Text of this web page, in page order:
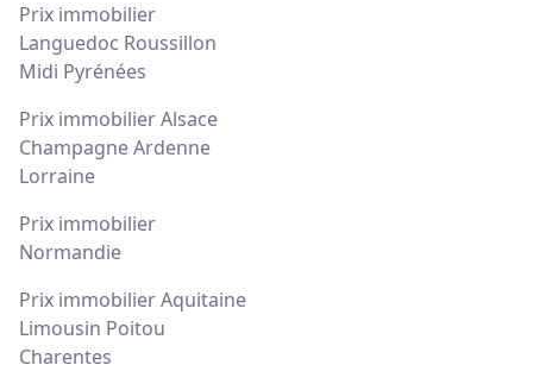
Prix immobilier
Languedoc Roussillon
Midi Pyrénées
Prix immobilier Alsace
Champagne Ardenne
Lorraine
Prix immobilier
Normandie
Prix immobilier Aquitaine
Limousin Poitou
Charentes